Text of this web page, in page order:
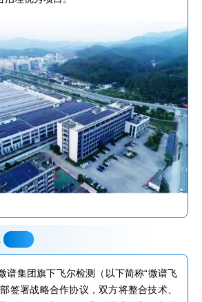
谱集团旗下飞尔检测（以下简称“微谱飞
签署战略合作协议，双方将整合技术、